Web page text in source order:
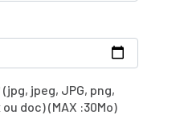
jpeg, JPG, png,
doc) (MAX :30Mo)